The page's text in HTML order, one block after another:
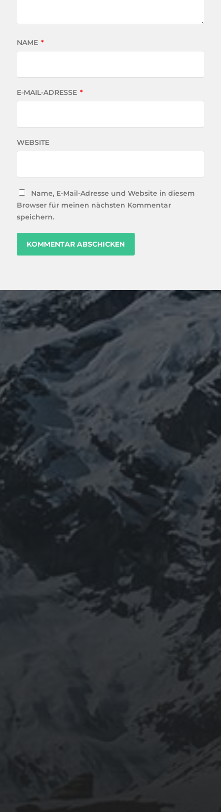
NAME *
E-MAIL-ADRESSE *
WEBSITE
Name, E-Mail-Adresse und Website in diesem
Browser für meinen nächsten Kommentar
speichern.